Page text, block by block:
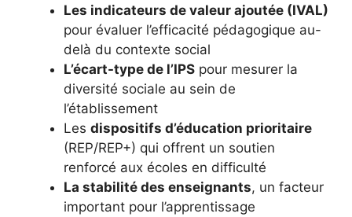
Les indicateurs de valeur ajoutée (IVAL)
pour évaluer l’efficacité pédagogique au-
delà du contexte social
L’écart-type de l’IPS pour mesurer la
diversité sociale au sein de
l’établissement
Les dispositifs d’éducation prioritaire
(REP/REP+) qui offrent un soutien
renforcé aux écoles en difficulté
La stabilité des enseignants, un facteur
important pour l’apprentissage